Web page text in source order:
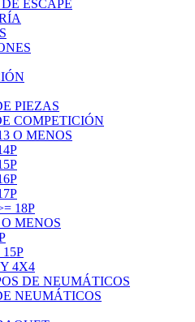
ESCAPE
PIEZAS
COMPETICIÓN
O MENOS
18P
MENOS
4X4
DE NEUMÁTICOS
NEUMÁTICOS